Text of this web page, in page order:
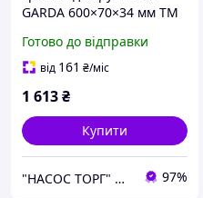
GARDA 600×70×34 мм ТМ
Готово до відправки
від 161 ₴/міс
1 613₴
Купити
"НАСОС ТОРГ" Насосне обладнання, інструменти, освітлення 97%